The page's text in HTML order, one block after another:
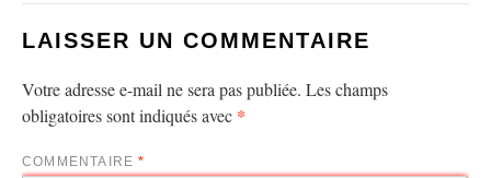
LAISSER UN COMMENTAIRE
Votre adresse e-mail ne sera pas publiée. Les champs
obligatoires sont indiqués avec *
COMMENTAIRE*